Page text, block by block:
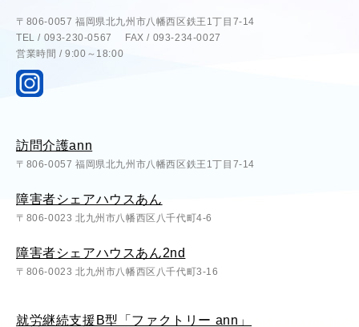
〒806-0057 福岡県北九州市八幡西区鉄王1丁目7-14
TEL / 093-230-0567 FAX / 093-234-0027
営業時間 / 9:00～18:00
訪問介護ann
〒806-0057 福岡県北九州市八幡西区鉄王1丁目7-14
障害者シェアハウスあん
〒806-0023 北九州市八幡西区八千代町4-6
障害者シェアハウスあん2nd
〒806-0023 北九州市八幡西区八千代町3-16
就労継続支援B型「ファクトリー ann」